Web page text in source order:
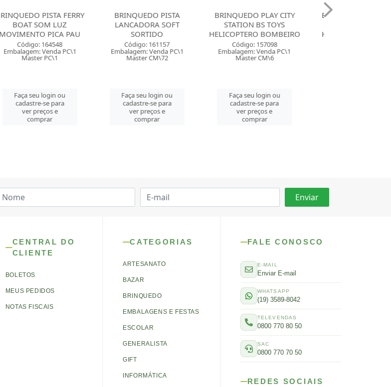
BRINQUEDO PISTA
LANCADORA SOFT
SORTIDO
Código: 161157
Embalagem: Venda PC\1
Master CM\72
Faça seu login ou
cadastre-se para
ver preços e
comprar
BRINQUEDO PLAY CITY
STATION BS TOYS
HELICOPTERO BOMBEIRO
Código: 157098
Embalagem: Venda PC\1
Master CM\6
Faça seu login ou
cadastre-se para
ver preços e
comprar
BRINQUEDO PLAY CITY
STATION BS TOYS
HELICOPTERO POLICIA
Código: 157097
Embalagem: Venda PC\1
Master CM\6
Faça seu login ou
cadastre-se para
ver preços e
comprar
CENTRAL DO
CLIENTE
BOLETOS
MEUS PEDIDOS
NOTAS FISCAIS
CATEGORIAS
ARTESANATO
BAZAR
BRINQUEDO
EMBALAGENS E FESTAS
ESCOLAR
GENERALISTA
GIFT
INFORMÁTICA
FALE CONOSCO
E-MAIL
Enviar E-mail
WHATSAPP
(19) 3589-8042
TELEVENDAS
0800 770 80 50
SAC
0800 770 70 50
REDES SOCIAIS